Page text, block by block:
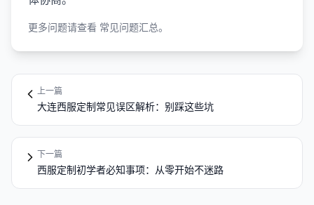
更多问题请查看 常见问题汇总。
上一篇
大连西服定制常见误区解析：别踩这些坑
下一篇
西服定制初学者必知事项：从零开始不迷路